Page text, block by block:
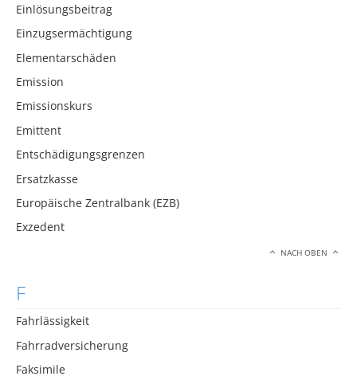
Einlösungsbeitrag
Einzugsermächtigung
Elementarschäden
Emission
Emissionskurs
Emittent
Entschädigungsgrenzen
Ersatzkasse
Europäische Zentralbank (EZB)
Exzedent
NACH OBEN
F
Fahrlässigkeit
Fahrradversicherung
Faksimile